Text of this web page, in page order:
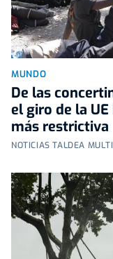
MUNDO
De las
el giro de la
más restrictiva
NOTICIAS TALDEA